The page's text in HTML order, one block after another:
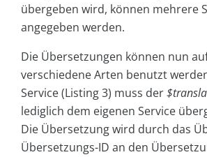
übergeben wird, können mehrere
angegeben werden.
Die Übersetzungen können nun
verschiedene Arten benutzt
Service (Listing 3) muss der
lediglich dem eigenen Service
Die Übersetzung wird durch das
Übersetzungs-ID an den